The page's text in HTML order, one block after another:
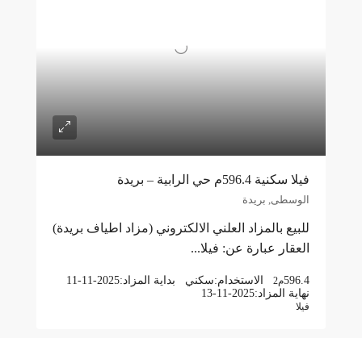
فيلا سكنية 596.4م حي الرابية – بريدة
الوسطى, بريدة
للبيع بالمزاد العلني الالكتروني (مزاد اطياف بريدة)
العقار عبارة عن: فيلا...
596.4م2 الاستخدام:سكني بداية المزاد:11-11-2025
نهاية المزاد:13-11-2025
فيلا